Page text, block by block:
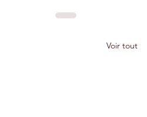
Voir tout